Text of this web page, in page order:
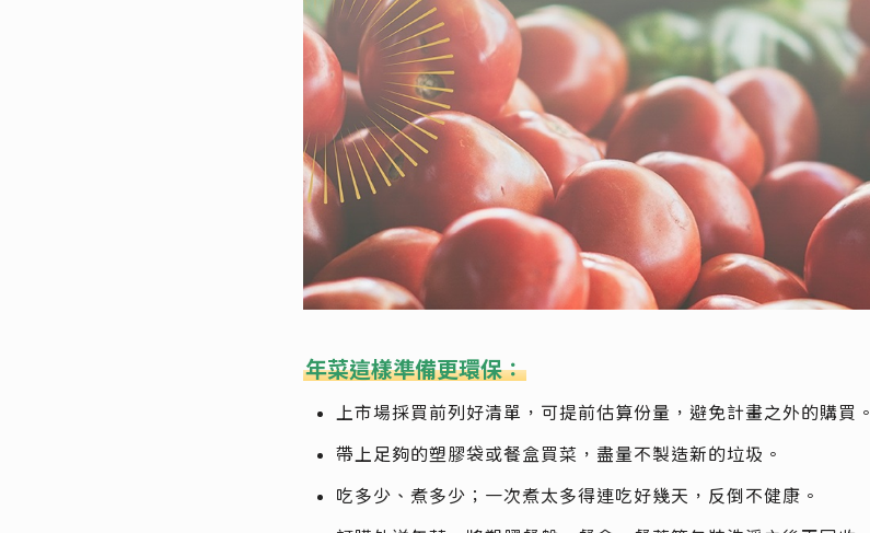
年菜這樣準備更環保：
上市場採買前列好清單，可提前估算份量，避免計畫之外的購買。
帶上足夠的塑膠袋或餐盒買菜，盡量不製造新的垃圾。
吃多少、煮多少；一次煮太多得連吃好幾天，反倒不健康。